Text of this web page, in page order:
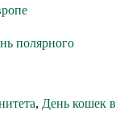
полярного
, День кошек в